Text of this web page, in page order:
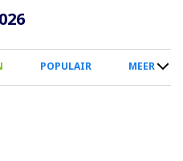
Overslaan
naar
inhoud
POPULAIR MEER